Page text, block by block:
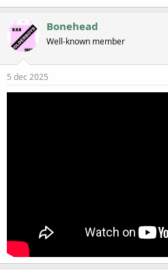
Bonehead
Well-known member
5 dec 2025